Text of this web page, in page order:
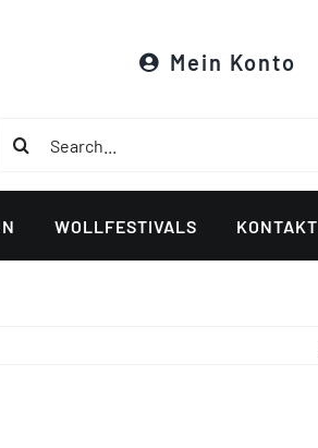
Mein Konto
WOLLFESTIVALS KONTAKT